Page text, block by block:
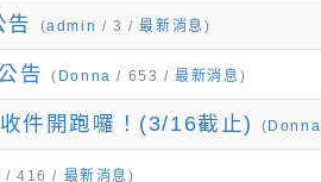
告 (admin / 3 /最新消息)
告 ( Donna / 653 /最新消息)
件開跑囉！(3/16截止) ( Donna
/ 416 / 最新消息)